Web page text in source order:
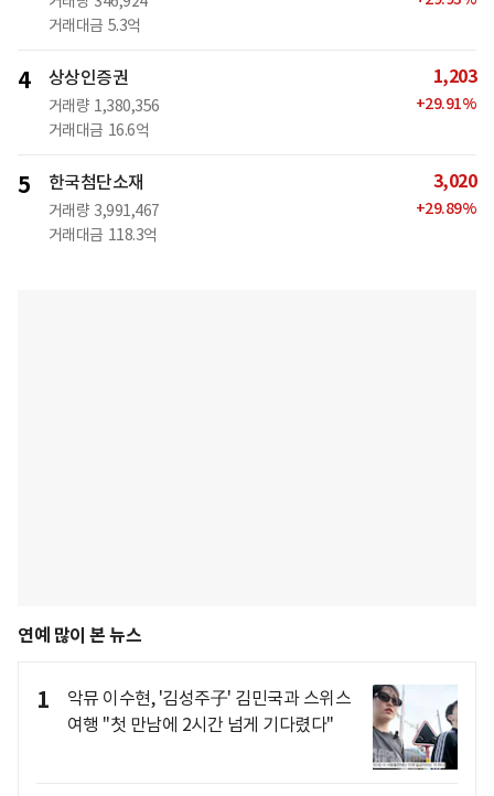
거래대금 5.3억
4 상상인증권
거래량 1,380,356
거래대금 16.6억
1,203
+29.91%
5 한국첨단소재
거래량 3,991,467
거래대금 118.3억
3,020
+29.89%
연예 많이 본 뉴스
1
악뮤 이수현, '김성주子' 김민국과 스위스
여행 "첫 만남에 2시간 넘게 기다렸다"